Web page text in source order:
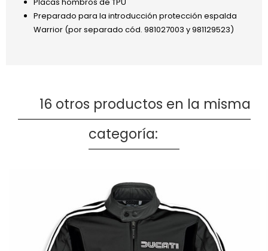
Preparado para la introducción protección espalda
Warrior (por separado cód. 981027003 y 981129523)
16 otros productos en la misma
categoría: